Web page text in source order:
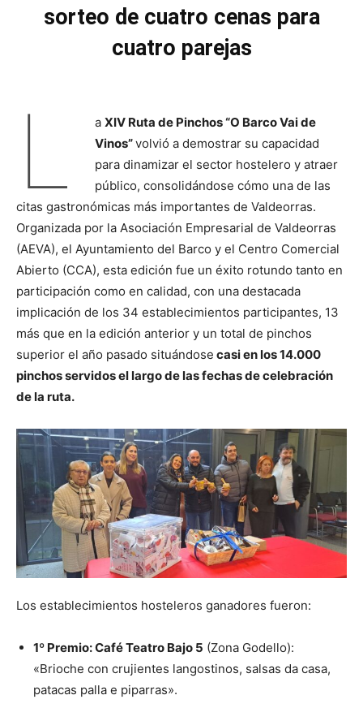
sorteo de cuatro cenas para
cuatro parejas
L a XIV Ruta de Pinchos “O Barco Vai de
Vinos”volvió a demostrar su capacidad
para dinamizar el sector hostelero y atraer
público, consolidándose cómo una de las
citas gastronómicas más importantes de Valdeorras.
Organizada por la Asociación Empresarial de Valdeorras
(AEVA), el Ayuntamiento del Barco y el Centro Comercial
Abierto (CCA), esta edición fue un éxito rotundo tanto en
participación como en calidad, con una destacada
implicación de los 34 establecimientos participantes, 13
más que en la edición anterior y un total de pinchos
superior el año pasado situándose casi en los 14.000
pinchos servidos el largo de las fechas de celebración
de la ruta.
Los establecimientos hosteleros ganadores fueron:
1º Premio: Café Teatro Bajo 5 (Zona Godello):
«Brioche con crujientes langostinos, salsas da casa,
patacas palla e piparras».